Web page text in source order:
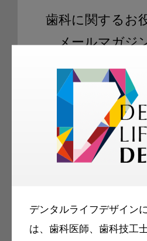
デンタルライフデザイン
は、歯科医師、歯科技工
歯科に関するお
メールマガジ
ご登録いただいた職
科衛生士、歯科技工
容のメールマガジン